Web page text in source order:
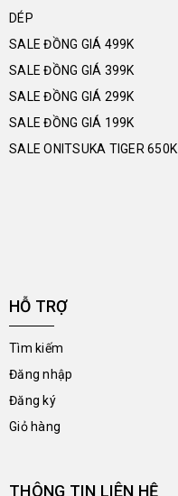
DÉP
SALE ĐỒNG GIÁ 499K
SALE ĐỒNG GIÁ 399K
SALE ĐỒNG GIÁ 299K
SALE ĐỒNG GIÁ 199K
SALE ONITSUKA TIGER 650K
HỖ TRỢ
Tìm kiếm
Đăng nhập
Đăng ký
Giỏ hàng
THÔNG TIN LIÊN HỆ